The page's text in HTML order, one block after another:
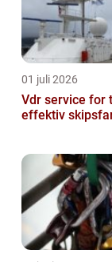
01 juli 2026
Vdr service for
effektiv